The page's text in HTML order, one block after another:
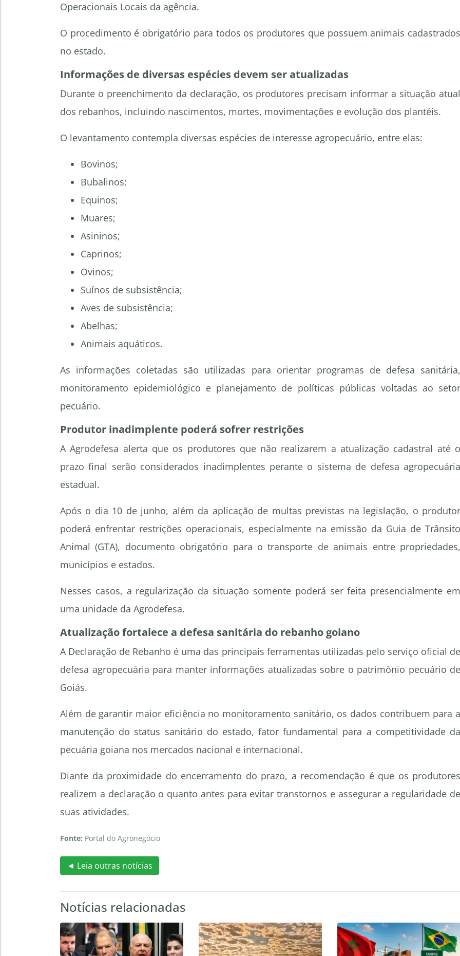
Operacionais Locais da agência.
O procedimento é obrigatório para todos os produtores que possuem animais cadastrados
no estado.
Informações de diversas espécies devem ser atualizadas
Durante o preenchimento da declaração, os produtores precisam informar a situação atual
dos rebanhos, incluindo nascimentos, mortes, movimentações e evolução dos plantéis.
O levantamento contempla diversas espécies de interesse agropecuário, entre elas:
Bovinos;
Bubalinos;
Equinos;
Muares;
Asininos;
Caprinos;
Ovinos;
Suínos de subsistência;
Aves de subsistência;
Abelhas;
Animais aquáticos.
As informações coletadas são utilizadas para orientar programas de defesa sanitária,
monitoramento epidemiológico e planejamento de políticas públicas voltadas ao setor
pecuário.
Produtor inadimplente poderá sofrer restrições
A Agrodefesa alerta que os produtores que não realizarem a atualização cadastral até o
prazo final serão considerados inadimplentes perante o sistema de defesa agropecuária
estadual.
Após o dia 10 de junho, além da aplicação de multas previstas na legislação, o produtor
poderá enfrentar restrições operacionais, especialmente na emissão da Guia de Trânsito
Animal (GTA), documento obrigatório para o transporte de animais entre propriedades,
municípios e estados.
Nesses casos, a regularização da situação somente poderá ser feita presencialmente em
uma unidade da Agrodefesa.
Atualização fortalece a defesa sanitária do rebanho goiano
A Declaração de Rebanho é uma das principais ferramentas utilizadas pelo serviço oficial de
defesa agropecuária para manter informações atualizadas sobre o patrimônio pecuário de
Goiás.
Além de garantir maior eficiência no monitoramento sanitário, os dados contribuem para a
manutenção do status sanitário do estado, fator fundamental para a competitividade da
pecuária goiana nos mercados nacional e internacional.
Diante da proximidade do encerramento do prazo, a recomendação é que os produtores
realizem a declaração o quanto antes para evitar transtornos e assegurar a regularidade de
suas atividades.
Fonte: Portal do Agronegócio
◄ Leia outras notícias
Notícias relacionadas